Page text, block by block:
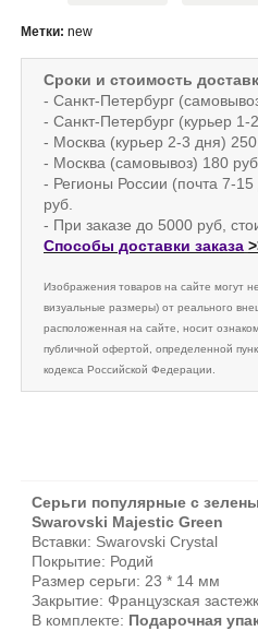
Метки: new
Сроки и стоимость
- Санкт-Петербург
- Санкт-Петербург (курьер 1-
- Москва (курьер 2-3 дня)
- Москва (самовывоз) 180 руб.
- Регионы России (почта 7-
руб.
- При заказе до 5000 руб,
Способы доставки заказа
Изображения товаров на сайте могут
визуальные размеры) от реального
расположенная на сайте, носит
публичной офертой, определенной
кодекса Российской Федерации.
Серьги популярные с
Swarovski Majestic Green
Вставки: Swarovski Crystal
Покрытие: Родий
Размер серьги: 23 * 14 мм
Закрытие: Французская
В комплекте: Подарочная